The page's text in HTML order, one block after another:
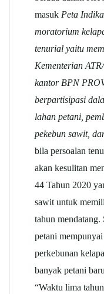
masuk Peta
moratorium
tenurial yaitu
Kementerian
kantor BPN
berpartisipasi
lahan petani,
pekebun sawit,
bila persoalan
akan kesulitan
44 Tahun 2020
sawit untuk
tahun
petani
perkebunan
banyak petani
“Waktu lima